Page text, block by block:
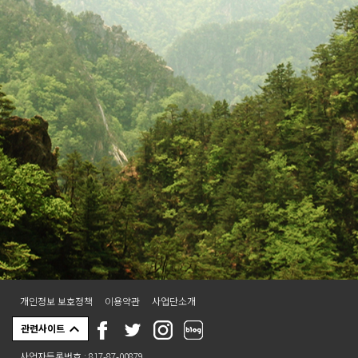
개인정보 보호정책 이용약관 사업단소개
관련사이트